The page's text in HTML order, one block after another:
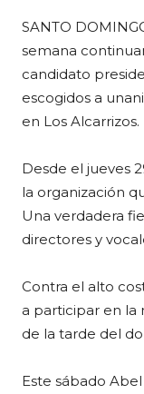
c
e
b
o
o
k
a
p
SANTO
semana
candidato
escogidos a
en Los Alcarrizos.
Desde el jueves
la organización
Una verdadera
directores y
Contra el alto
a participar en la
de la tarde del
Este sábado